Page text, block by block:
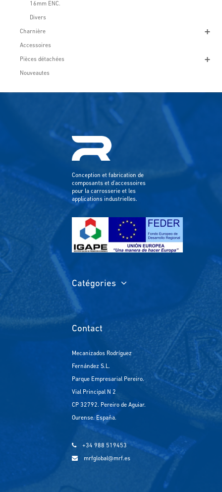
16mm ENC.
Divers
Charnière
Accessoires
Pièces détachées
Nouveautes
Conception et fabrication de
composants et d'accessoires
pour la carrosserie et les
applications industrielles.
Catégories
Contact
Mecanizados Rodríguez
Fernández S.L.
Parque Empresarial Pereiro.
Vial Principal N 2
CP 32792. Pereiro de Aguiar.
Ourense. España.
+34 988 519453
mrfglobal@mrf.es